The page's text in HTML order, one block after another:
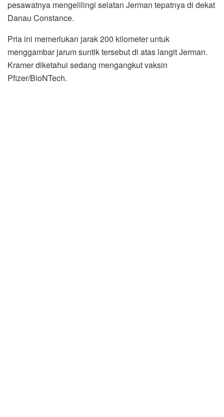
pesawatnya mengelilingi selatan Jerman tepatnya di dekat
Danau Constance.
Pria ini memerlukan jarak 200 kilometer untuk
menggambar jarum suntik tersebut di atas langit Jerman.
Kramer diketahui sedang mengangkut vaksin
Pfizer/BioNTech.